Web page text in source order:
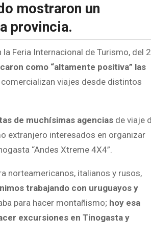
mostraron un
provincia.
la Feria Internacional de Turismo, del
como “altamente positiva” las
comercializan viajes desde distintos
de muchísimas agencias de viaje
extranjero interesados en organizar
“Andes Xtreme 4X4”.
norteamericanos, italianos y rusos,
trabajando con uruguayos y
para hacer montañismo; hoy esa
excursiones en Tinogasta y